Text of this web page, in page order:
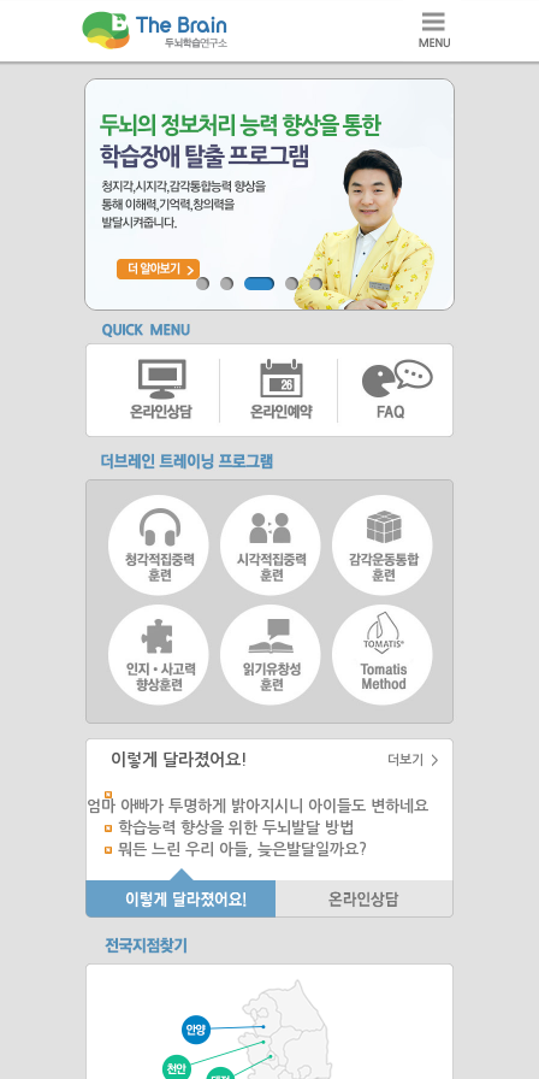
이렇게 달라졌어요! 더보기 >
엄마 아빠가 투명하게 밝아지시니 아이들도 변하네요
학습능력 향상을 위한 두뇌발달 방법
뭐든 느린 우리 아들, 늦은발달일까요?